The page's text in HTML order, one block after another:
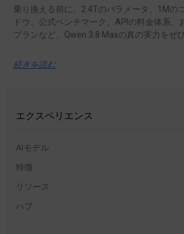
乗り換える前に、2.4Tのパラメータ、1Mの
ドウ、公式ベンチマーク、APIの料金体系、
プランなど、Qwen 3.8 Maxの真の実力をぜ
続きを読む
エクスペリエンス
AIモデル
特徴
リソース
ハブ